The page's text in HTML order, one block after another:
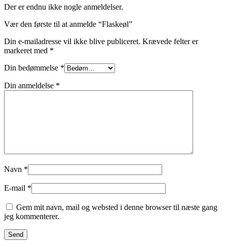
Der er endnu ikke nogle anmeldelser.
Vær den første til at anmelde “Flaskeøl”
Din e-mailadresse vil ikke blive publiceret. Krævede felter er
markeret med *
Din bedømmelse *
Din anmeldelse *
Navn *
E-mail *
Gem mit navn, mail og websted i denne browser til næste gang
jeg kommenterer.